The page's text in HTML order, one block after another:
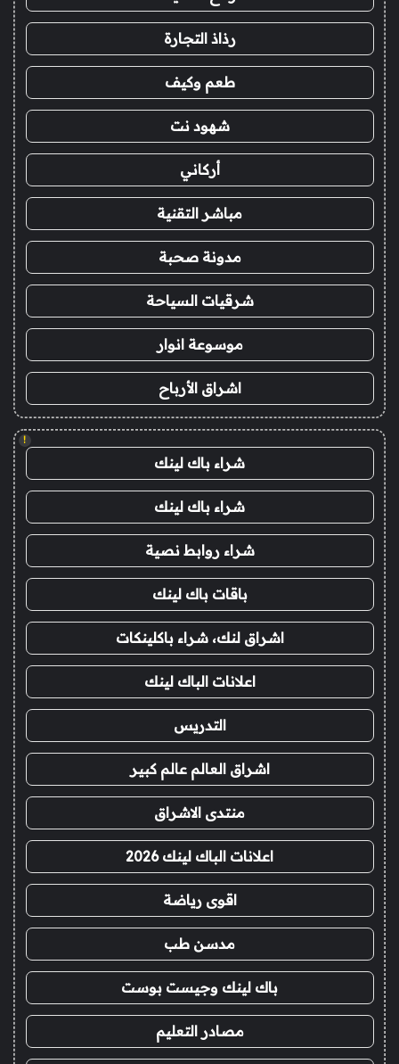
رذاذ التجارة
طعم وكيف
شهود نت
أركاني
مباشر التقنية
مدونة صحبة
شرقيات السياحة
موسوعة انوار
اشراق الأرباح
!
شراء باك لينك
شراء باك لينك
شراء روابط نصية
باقات باك لينك
اشراق لنك، شراء باكلينكات
اعلانات الباك لينك
التدريس
اشراق العالم عالم كبير
منتدى الاشراق
اعلانات الباك لينك 2026
اقوى رياضة
مدسن طب
باك لينك وجيست بوست
مصادر التعليم